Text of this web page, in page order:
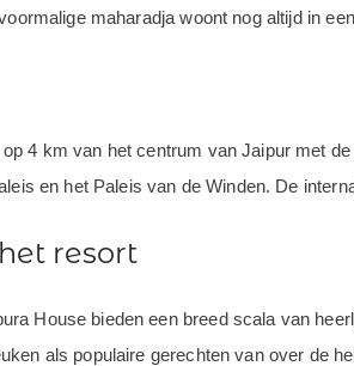
maharadja woont nog altijd in
4 km van het centrum van Jaipur met
en het Paleis van de Winden. De
resort
House bieden een breed scala van
als populaire gerechten van over de